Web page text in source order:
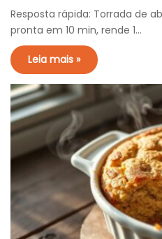
Resposta rápida: Torrada de
pronta em 10 min, rende 1…
Leia mais »